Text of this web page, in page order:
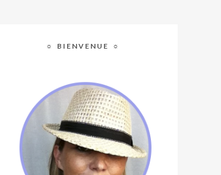
☼ BIENVENUE ☼